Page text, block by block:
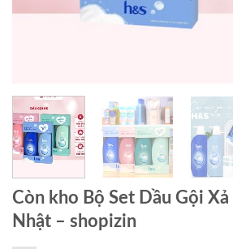
Còn kho Bộ Set Dầu Gội
Nhật – shopizin